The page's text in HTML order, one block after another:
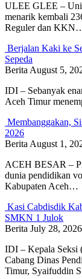
ULEE GLEE –
menarik kembali
Reguler dan
Berjalan Kaki ke
Sepeda
BeritaAugust 5,
IDI – Sebanyak
Aceh Timur
Membanggakan,
2026
BeritaAugust 1,
ACEH BESAR –
dunia pendidikan
Kabupaten Aceh…
Kasi Cabdisdik
SMKN 1 Julok
Berita July 28, 2026
IDI – Kepala Seksi
Cabang Dinas
Timur, Syaifuddin